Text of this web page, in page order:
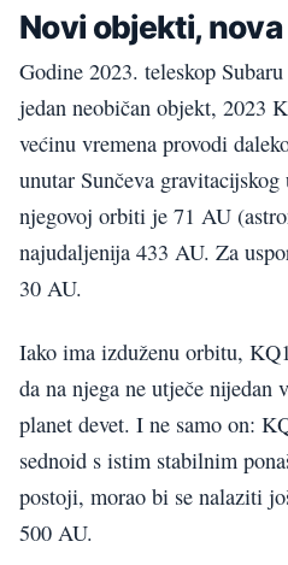
Novi objekti,
Godine 2023. teleskop
jedan neobičan objekt, 2023
većinu vremena provodi
unutar Sunčeva
njegovoj orbiti je 71 AU
najudaljenija 433 AU. Za
30 AU.
Iako ima izduženu orbitu,
da na njega ne utječe
planet devet. I ne samo on:
sednoid s istim stabilnim
postoji, morao bi se nalaziti
500 AU.